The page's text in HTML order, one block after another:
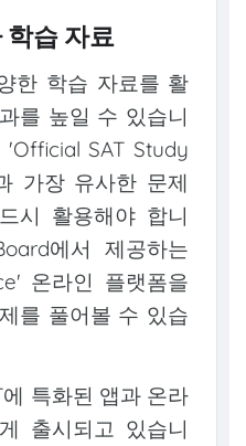
학습 자료
한 학습 자료를 활
를 높일 수 있습니
'Official SAT Study
가장 유사한 문제
시 활용해야 합니
에서 제공하는
온라인 플랫폼을
를 풀어볼 수 있습
특화된 앱과 온라
출시되고 있습니